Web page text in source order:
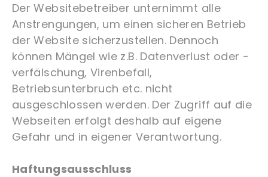
Der Websitebetreiber unternimmt alle
Anstrengungen, um einen sicheren Betrieb
der Website sicherzustellen. Dennoch
können Mängel wie z.B. Datenverlust oder -
verfälschung, Virenbefall,
Betriebsunterbruch etc. nicht
ausgeschlossen werden. Der Zugriff auf die
Webseiten erfolgt deshalb auf eigene
Gefahr und in eigener Verantwortung.
Haftungsausschluss